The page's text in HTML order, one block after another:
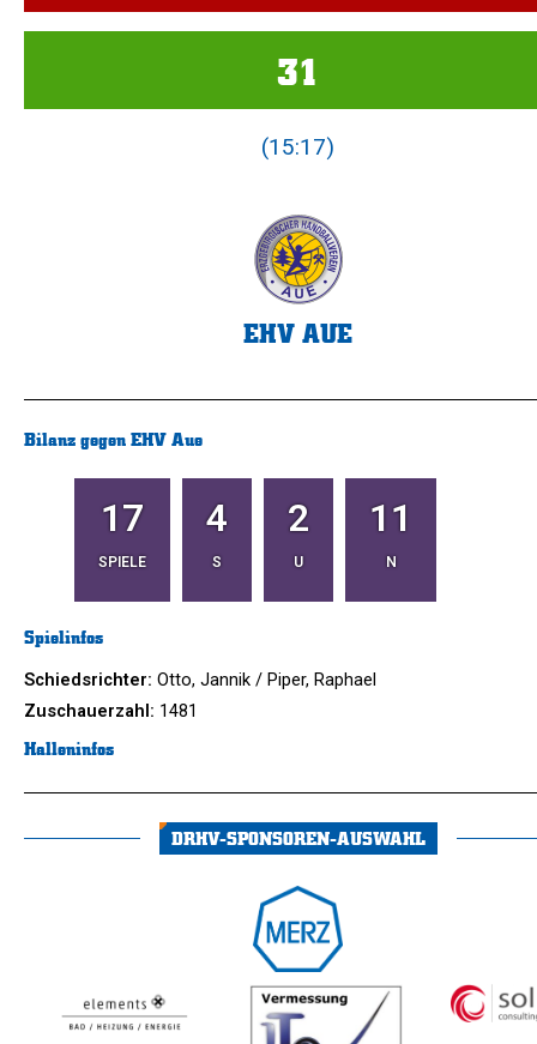
EHV AUE
31
(15:17)
Bilanz gegen EHV Aue
17
SPIELE
4
S
2
U
11
N
Spielinfos
Schiedsrichter: Otto, Jannik / Piper, Raphael
Zuschauerzahl: 1481
Halleninfos
DRHV-SPONSOREN-AUSWAHL